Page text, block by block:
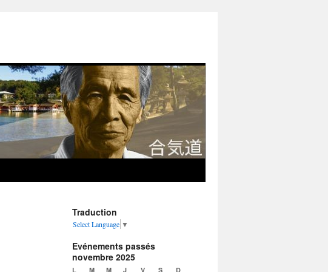
Traduction
Select Language ▼
Evénements passés
novembre 2025
L M M J V S D